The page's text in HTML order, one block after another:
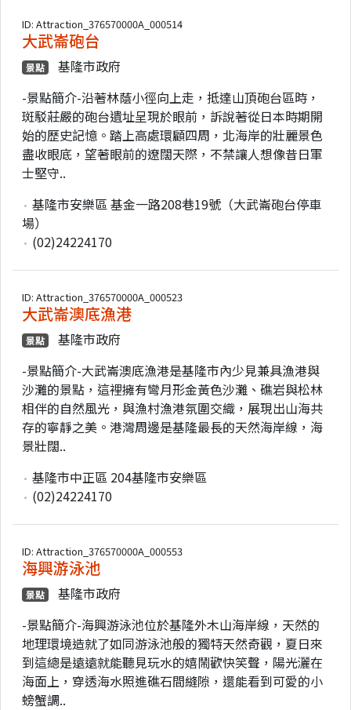
ID: Attraction_376570000A_000514
大武崙砲台
景點
基隆市政府
-景點簡介-沿著林蔭小徑向上走，抵達山頂砲台區時，
斑駁莊嚴的砲台遺址呈現於眼前，訴說著從日本時期開
始的歷史記憶。踏上高處環顧四周，北海岸的壯麗景色
盡收眼底，望著眼前的遼闊天際，不禁讓人想像昔日軍
士堅守..
基隆市安樂區 基金一路208巷19號（大武崙砲台停車
場）
(02)24224170
ID: Attraction_376570000A_000523
大武崙澳底漁港
景點
基隆市政府
-景點簡介-大武崙澳底漁港是基隆市內少見兼具漁港與
沙灘的景點，這裡擁有彎月形金黃色沙灘、礁岩與松林
相伴的自然風光，與漁村漁港氛圍交織，展現出山海共
存的寧靜之美。港灣周邊是基隆最長的天然海岸線，海
景壯闊..
基隆市中正區 204基隆市安樂區
(02)24224170
ID: Attraction_376570000A_000553
海興游泳池
景點
基隆市政府
-景點簡介-海興游泳池位於基隆外木山海岸線，天然的
地理環境造就了如同游泳池般的獨特天然奇觀，夏日來
到這總是遠遠就能聽見玩水的嬉鬧歡快笑聲，陽光灑在
海面上，穿透海水照進礁石間縫隙，還能看到可愛的小
螃蟹調..